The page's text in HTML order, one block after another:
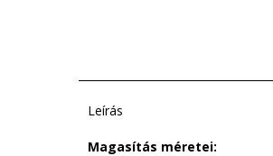
Leírás
Magasítás méretei: